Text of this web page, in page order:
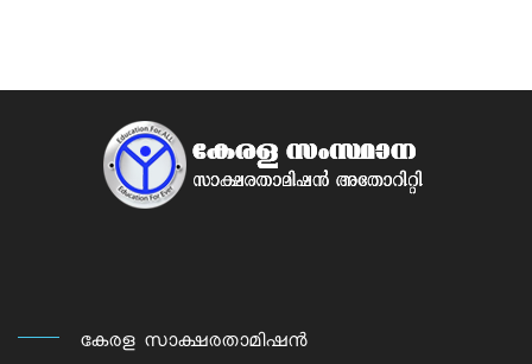
കേരള സാക്ഷരതാമിഷന്‍